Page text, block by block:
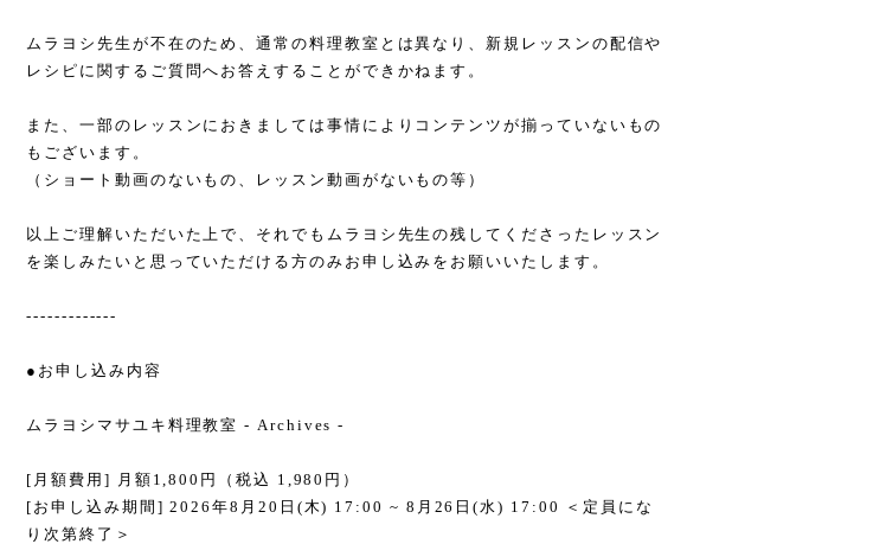
ムラヨシ先生が不在のため、通常の料理教室とは異なり、新規レッスンの配信や
レシピに関するご質問へお答えすることができかねます。
また、一部のレッスンにおきましては事情によりコンテンツが揃っていないもの
もございます。
（ショート動画のないもの、レッスン動画がないもの等）
以上ご理解いただいた上で、それでもムラヨシ先生の残してくださったレッスン
を楽しみたいと思っていただける方のみお申し込みをお願いいたします。
-------------
●お申し込み内容
ムラヨシマサユキ料理教室 - Archives -
[月額費用] 月額1,800円（税込 1,980円）
[お申し込み期間] 2026年8月20日(木) 17:00 ~ 8月26日(水) 17:00 ＜定員にな
り次第終了＞